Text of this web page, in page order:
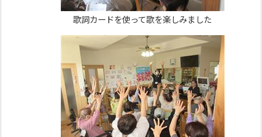
歌詞カードを使って歌を楽しみました